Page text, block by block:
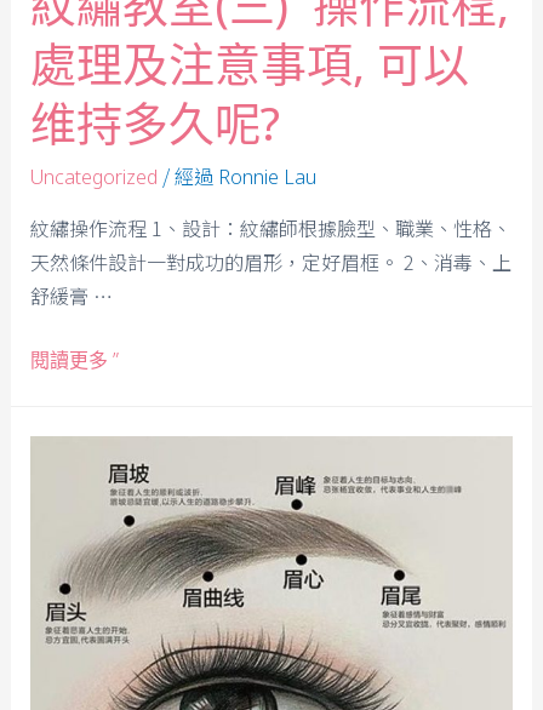
處理及注意事項, 可以
维持多久呢?
Uncategorized / 經過 Ronnie Lau
紋繡操作流程 1、設計：紋繡師根據臉型、職業、性格、
天然條件設計一對成功的眉形，定好眉框。 2、消毒、上
舒緩膏 …
閱讀更多 ”